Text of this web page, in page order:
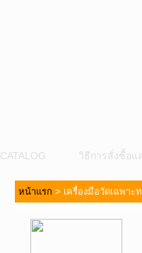
CATALOG วิธีการสั่งซื้อแ
หน้าแรก > เครื่องมือวัดเฉพาะ